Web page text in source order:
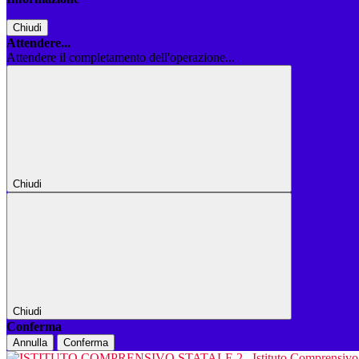
Chiudi
Attendere...
Attendere il completamento dell'operazione...
Chiudi
Chiudi
Conferma
Annulla Conferma